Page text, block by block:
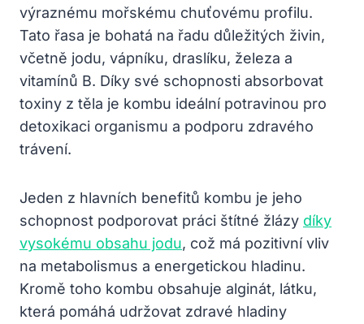
výraznému mořskému chuťovému profilu.
Tato řasa je bohatá na řadu důležitých živin,
včetně jodu, vápníku, draslíku, železa a
vitamínů B. Díky své schopnosti absorbovat
toxiny z těla je kombu ideální potravinou pro
detoxikaci organismu a podporu zdravého
trávení.
Jeden z hlavních benefitů kombu je jeho
schopnost podporovat práci štítné žlázy díky
vysokému obsahu jodu, což má pozitivní vliv
na metabolismus a energetickou hladinu.
Kromě toho kombu obsahuje alginát, látku,
která pomáhá udržovat zdravé hladiny